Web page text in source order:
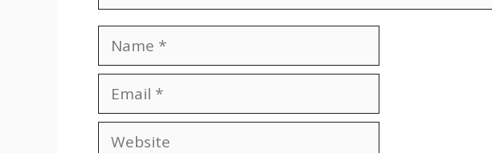
Name
Email
Website